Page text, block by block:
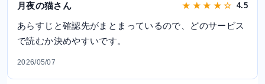
月夜の猫さん ★ ★ ★ ★ ☆ 4.5
あらすじと確認先がまとまっているので、どのサービス
で読むか決めやすいです。
2026/05/07